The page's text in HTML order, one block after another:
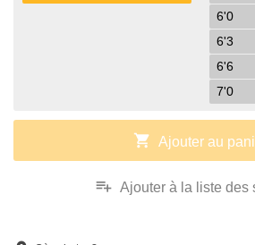
6'0
6'3
6'6
7'0
shopping_cart Ajouter au
playlist_add Ajouter à la liste des